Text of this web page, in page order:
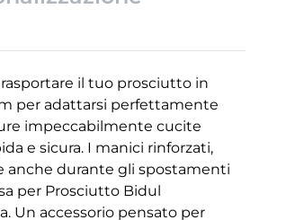
il tuo prosciutto in
per adattarsi perfettamente
impeccabilmente cucite
e sicura. I manici rinforzati,
anche durante gli spostamenti
per Prosciutto Bidul
Un accessorio pensato per